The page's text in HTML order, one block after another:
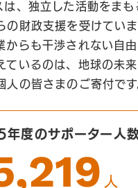
は、独立した活動をまも
の財政支援を受けていま
からも干渉されない自
ているのは、地球の未
人の皆さまのご寄付です
度のサポーター人
人